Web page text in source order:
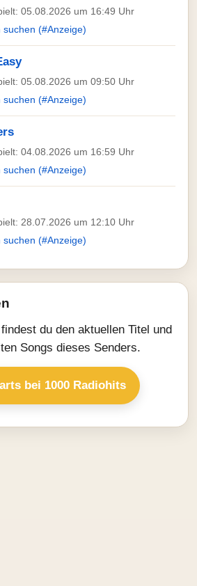
05.08.2026 um 16:49 Uhr
suchen (#Anzeige)
05.08.2026 um 09:50 Uhr
suchen (#Anzeige)
04.08.2026 um 16:59 Uhr
suchen (#Anzeige)
28.07.2026 um 12:10 Uhr
suchen (#Anzeige)
du den aktuellen Titel und
Songs dieses Senders.
bei 1000 Radiohits